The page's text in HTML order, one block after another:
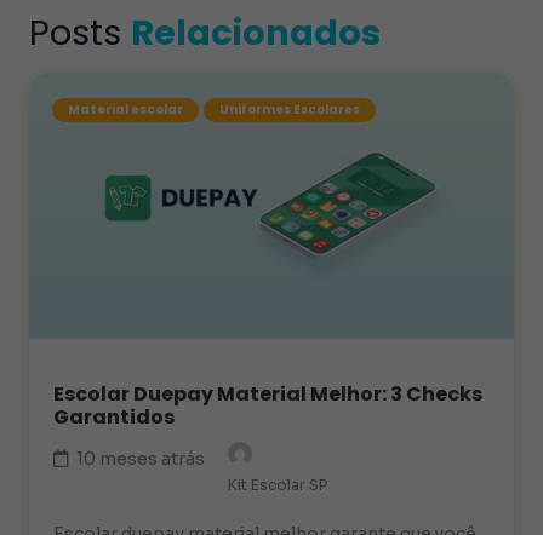
Posts Relacionados
Material escolar Uniformes Escolares
Escolar Duepay Material Melhor: 3 Checks
Garantidos
10 meses atrás
Kit Escolar SP